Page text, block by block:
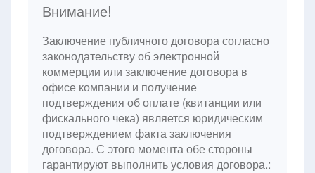
Внимание!
Заключение публичного договора согласно
законодательству об электронной
коммерции или заключение договора в
офисе компании и получение
подтверждения об оплате (квитанции или
фискального чека) является юридическим
подтверждением факта заключения
договора. С этого момента обе стороны
гарантируют выполнить условия договора.: